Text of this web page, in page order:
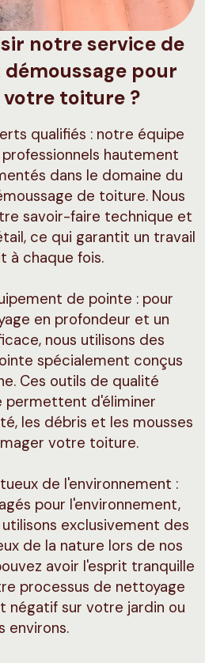
notre service de
pour
toiture ?
qualifiés : notre équipe
hautement
dans le domaine du
de toiture. Nous
savoir-faire technique et
ce qui garantit un travail
à chaque fois.
de pointe : pour
en profondeur et un
nous utilisons des
spécialement conçus
Ces outils de qualité
permettent d'éliminer
les débris et les mousses
votre toiture.
de l'environnement :
pour l'environnement,
exclusivement des
de la nature lors de nos
avoir l'esprit tranquille
processus de nettoyage
négatif sur votre jardin ou
environs.